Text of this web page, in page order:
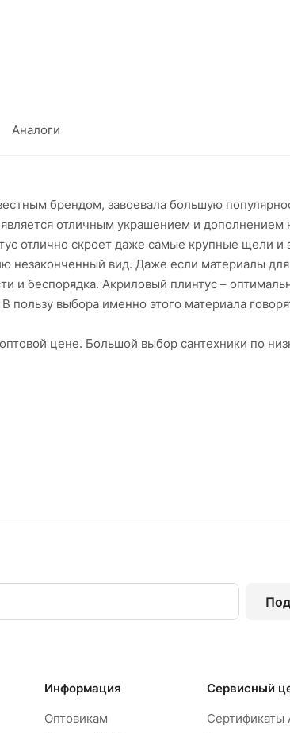
Аналоги
брендом, завоевала большую
отличным украшением и
отлично скроет даже самые крупные щели
вид. Даже если материалы
и беспорядка. Акриловый плинтус –
выбора именно этого материала
цене. Большой выбор сантехники по
Информация
Оптовикам
Сервисный
Сертификаты